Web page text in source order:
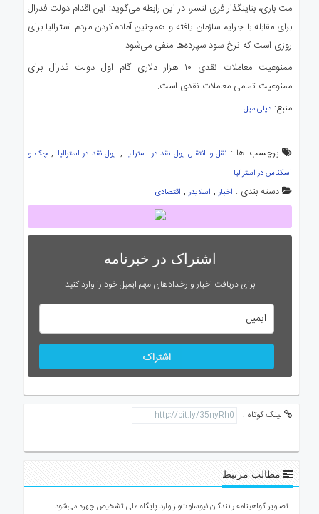
مت باری، بناینگذار فری لنسر، در این رابطه می‌گوید: این اقدام دولت فدرال
برای مقابله با جرایم سازمان یافته و همچنین آماده کردن مردم استرالیا برای
روزی است که نرخ سود سپرده‌ها منفی می‌شود.
ممنوعیت معاملات نقدی ۱۰ هزار دلاری گام اول دولت فدرال برای
ممنوعیت تمامی معاملات نقدی است.
منبع: دیلی میل
برچسب ها : نقل و انتقال پول نقد در استرالیا , پول نقد در استرالیا ,چک و
اسکناس در استرالیا
دسته بندی : اخبار, اسلایدر, اقتصادی
اشتراک در خبرنامه
برای دریافت اخبار و رخدادهای مهم ایمیل خود را وارد کنید
اشتراک
لینک کوتاه :
مطالب مرتبط
تصاویر گواهینامه رانندگان نیوساوت‌ولز وارد پایگاه ملی تشخیص چهره می‌شود